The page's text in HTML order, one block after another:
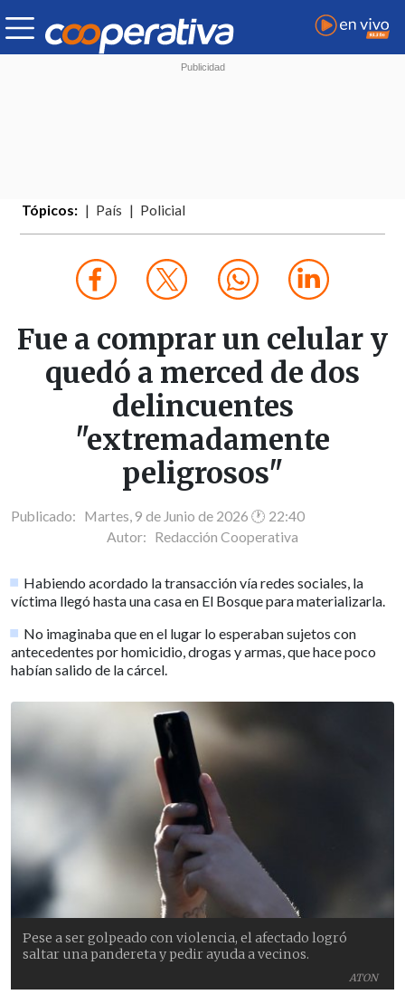
Tópicos: País Policial
Fue a comprar un celular y
quedó a merced de dos
delincuentes
"extremadamente
peligrosos"
Publicado: Martes, 9 de Junio de 2026 🕐 22:40
Autor: Redacción Cooperativa
Habiendo acordado la transacción vía redes sociales, la
víctima llegó hasta una casa en El Bosque para materializarla.
No imaginaba que en el lugar lo esperaban sujetos con
antecedentes por homicidio, drogas y armas, que hace poco
habían salido de la cárcel.
ATON
Pese a ser golpeado con violencia, el afectado logró
saltar una pandereta y pedir ayuda a vecinos.